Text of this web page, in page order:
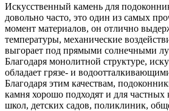
Искусственный камень для
довольно часто, это один из самых
момент материалов, он отлично
температуры, механические
выгорает под прямыми солнечными
Благодаря монолитной структуре,
обладает грязе- и
Благодаря этим качествам,
камня хорошо подходят и для частных
школ, детских садов, поликлиник,